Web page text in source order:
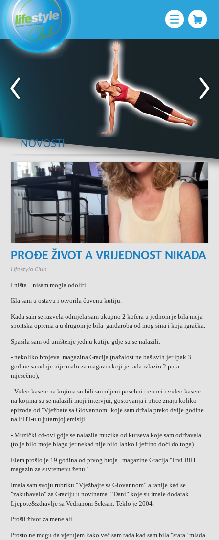
NOVOSTI
PROĐE ŽIVOT A VRIJEDNOST NIKADA
Lifestyle Club
I ništa... nisam mogla odoliti
Išla sam u ostavu i otvorila čuvenu kutiju.
Kada sam se razvela odnijela sam ukupno 2 kofera u jednom je bila moja
sportska oprema a u drugom je bila gardaroba od mog sina i koja igračka.
Spasila sam od uništenje jednu kutiju gdje su se nalazili:
- nekoliko brojeva magazina Gracija (nažalost ne baš svih jer ipak 3
godine saradnje nije malo za magazin koji je tada izlazio 2 puta
mjesečno),
- Video kasete na kojima su bili snimljeni posebni trenuci i video kasete
na kojima su se nalazili moji intervjui, gostovanja i ptice znaju koliko
epizoda od "Vježbate sa Giovannom" koje sam držala preko dvije godine
na BHT-u u jutarnjoj emisiji.
- Muzički cd-ovi gdje se nalazila muzika od kurseva koje sam održavala
(to je bilo moje blago jer nekad nije bilo lahko i jeftino doći do toga).
Elem prošlo je 19 godina od prvog broja magazine Gracija "Prvi BiH
magazin za suvremenu ženu".
Imala sam svoju rubriku “Vježbajte sa Giovannom” a ranije kad se
"zakuhavalo" za Graciju u novinama “Dani” koje su imale dodatak
Ljepote&zdravlje sa Vedranom Seksan. Teklo je 2004.
Prošli život za mene ali..
Prosto ne mogu da vjerujem kako već sam tada kad sam bila "stara" mlada